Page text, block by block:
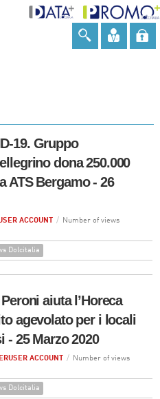
19. Gruppo
dona 250.000
ATS Bergamo - 26
ACCOUNT /
Number of views
Dolcitalia
aiuta l’Horeca
agevolato per i locali
- 25 Marzo 2020
ACCOUNT /
Number of views
Dolcitalia